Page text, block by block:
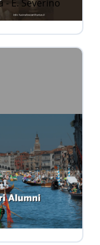
E. Severino